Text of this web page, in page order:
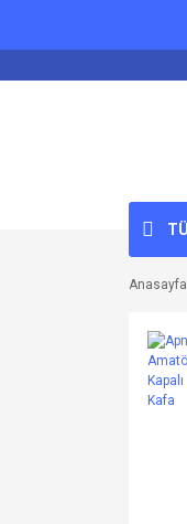
Anasayfa